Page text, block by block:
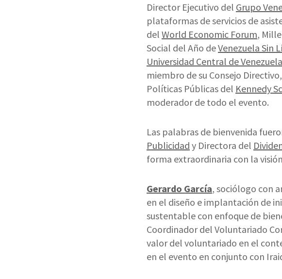
Director Ejecutivo del Grupo
plataformas de servicios de
del World Economic Forum,
Social del Año deVenezuela Sin
Universidad Central de Venezuela
miembro de su Consejo
Políticas Públicas del Kennedy
moderador de todo el evento.
Las palabras de bienvenida
Publicidad y Directora del
forma extraordinaria con la
Gerardo García, sociólogo con
en el diseño e implantación de
sustentable con enfoque de
Coordinador del Voluntariado
valor del voluntariado en el
en el evento en conjunto con